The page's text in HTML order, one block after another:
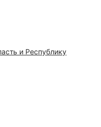
и Республику